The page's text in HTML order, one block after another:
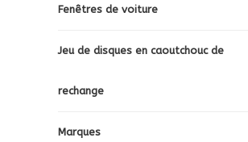
Fenêtres de voiture
Jeu de disques en caoutchouc de
rechange
Marques